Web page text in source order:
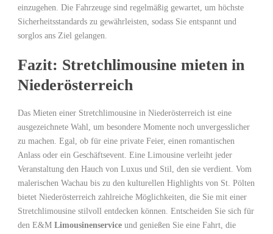
einzugehen. Die Fahrzeuge sind regelmäßig gewartet, um höchste
Sicherheitsstandards zu gewährleisten, sodass Sie entspannt und
sorglos ans Ziel gelangen.
Fazit: Stretchlimousine mieten in
Niederösterreich
Das Mieten einer Stretchlimousine in Niederösterreich ist eine
ausgezeichnete Wahl, um besondere Momente noch unvergesslicher
zu machen. Egal, ob für eine private Feier, einen romantischen
Anlass oder ein Geschäftsevent. Eine Limousine verleiht jeder
Veranstaltung den Hauch von Luxus und Stil, den sie verdient. Vom
malerischen Wachau bis zu den kulturellen Highlights von St. Pölten
bietet Niederösterreich zahlreiche Möglichkeiten, die Sie mit einer
Stretchlimousine stilvoll entdecken können. Entscheiden Sie sich für
den E&M Limousinenservice und genießen Sie eine Fahrt, die